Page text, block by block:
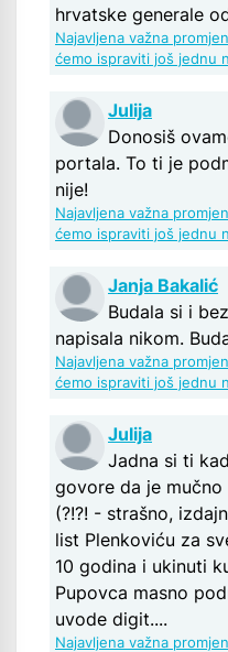
hrvatske generale
Najavljena važna
ćemo ispraviti još jednu
Julija
Donosiš
portala. To ti je
nije!
Najavljena važna
ćemo ispraviti još jednu
Janja Bakalić
Budala si i
napisala nikom.
Najavljena važna
ćemo ispraviti još jednu
Julija
Jadna si ti
govore da je
(?!?! - strašno,
list Plenkoviću za
10 godina i ukinuti
Pupovca masno
uvode digit....
Najavljena važna